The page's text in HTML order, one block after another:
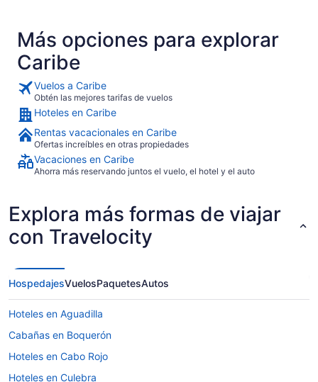
Más opciones para explorar
Caribe
Vuelos a Caribe
Obtén las mejores tarifas de vuelos
Hoteles en Caribe
Rentas vacacionales en Caribe
Ofertas increíbles en otras propiedades
Vacaciones en Caribe
Ahorra más reservando juntos el vuelo, el hotel y el auto
Explora más formas de viajar
con Travelocity
HospedajesVuelosPaquetesAutos
Hoteles en Aguadilla
Cabañas en Boquerón
Hoteles en Cabo Rojo
Hoteles en Culebra